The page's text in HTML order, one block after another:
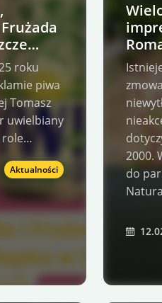
w
roku
piwa
Tomasz
uwielbiany
role…
Aktualności
mają
2000.
do